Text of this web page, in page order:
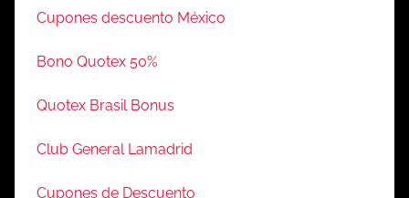
Cupones descuento México
Bono Quotex 50%
Quotex Brasil Bonus
Club General Lamadrid
Cupones de Descuento